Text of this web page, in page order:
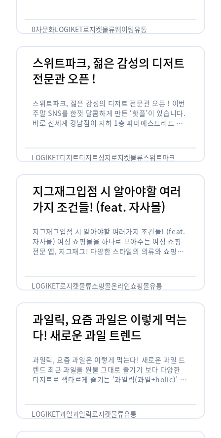
0차문화LOGIKET로지켓물류웨이팅유통
스위트파크, 젊은 감성의 디저트
전문관 오픈 !
스위트파크, 젊은 감성의 디저트 전문관 오픈 ! 이번
주말 SNS를 한껏 달콤하게 만든 ‘핫플’이 있습니다.
바로 신세계 강남점이 지하 1층 파미에스트리트 분
LOGIKET디저트디저트성지로지켓물류스위트파크
지그재그입점 시 알아야할 여러
가지 조건들! (feat. 자사몰)
지그재그입점 시 알아야할 여러가지 조건들! (feat.
자사몰) 여성 쇼핑몰을 하나로 모아주는 여성 쇼핑
전문 앱, 지그재그! 다양한 스타일의 의류와 쇼핑몰
LOGIKET로지켓물류쇼핑몰온라인쇼핑몰유통
과일릭, 요즘 과일은 이렇게 먹는
다! 새로운 과일 트렌드
과일릭, 요즘 과일은 이렇게 먹는다! 새로운 과일 트
렌드 최근 과일을 원물 그대로 즐기기 보다 다양한
디저트로 색다르게 즐기는 ‘과일릭(과일+holic)’ 트
…
LOGIKET과일과일릭로지켓물류유통